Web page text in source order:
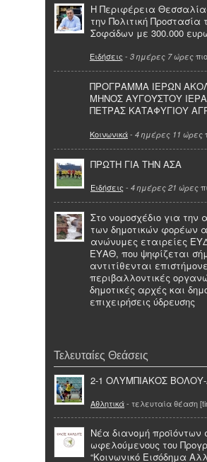
Η Περιφέρεια
την Πολιτική Προστασία
Σοφάδων με 300.000
Ειδήσεις - 3 ημέρες 7 ώρες
ΠΡΟΓΡΑΜΜΑ ΙΕΡΩΝ
ΜΗΝΟΣ ΑΥΓΟΥΣΤΟΥ
ΠΕΤΡΑΣ ΚΑΤΑΦΥΓΙΟΥ
Κοινωνικά- 4 ημέρες 11 ώρες
ΠΡΩΤΗ ΓΙΑ ΤΗΝ ΑΣΑ
Ειδήσεις - 4 ημέρες 21 ώρες
Στο νομοσχέδιο για την
των δημοτικών φορέων
ανώνυμες εταιρείες
ΕΥΑΘ, που ψηφίζεται
αντιτίθενται
περιβαλλοντικές
δημοτικές αρχές και
επιχειρήσεις ύδρευσης
Τελευταίες Θεάσεις
2-1 ΟΛΥΜΠΙΑΚΟΣ
Αθλητικά- τελευταία θέαση
Νέα διανομή προϊόντων
ωφελούμενους του
“Κοινωνικό Εισόδημα